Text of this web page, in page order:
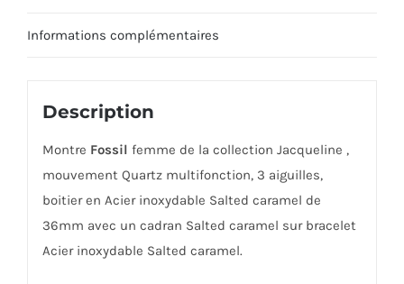
Informations complémentaires
Description
Montre Fossil femme de la collection Jacqueline ,
mouvement Quartz multifonction, 3 aiguilles,
boitier en Acier inoxydable Salted caramel de
36mm avec un cadran Salted caramel sur bracelet
Acier inoxydable Salted caramel.